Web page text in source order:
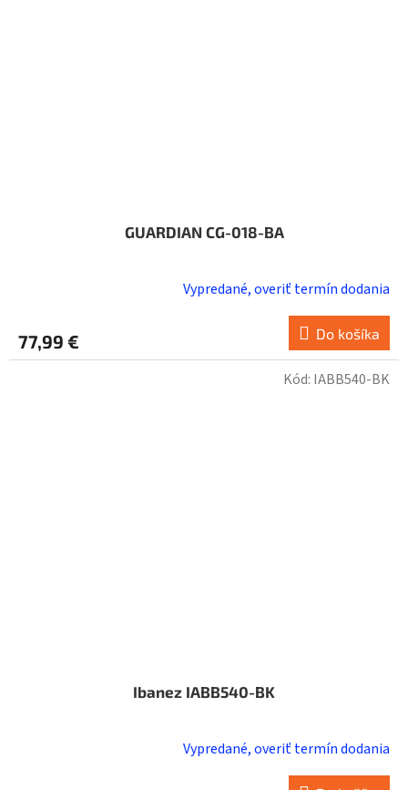
GUARDIAN CG-018-BA
Vypredané, overiť termín dodania
77,99 € Do košíka
Ibanez IABB540-BK
Vypredané, overiť termín dodania
Kód: IABB540-BK